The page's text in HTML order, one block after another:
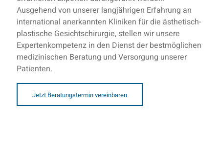
Ausgehend von unserer langjährigen Erfahrung an
international anerkannten Kliniken für die ästhetisch-
plastische Gesichtschirurgie, stellen wir unsere
Expertenkompetenz in den Dienst der bestmöglichen
medizinischen Beratung und Versorgung unserer
Patienten.
Jetzt Beratungstermin vereinbaren